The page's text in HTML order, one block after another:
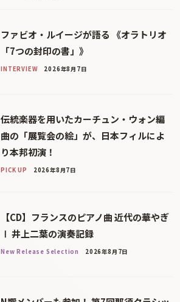
ファビオ・ルイージが語る 《オラトリオ
「7つの封印の書」》
INTERVIEW 2026年8月7日
伝統楽器を用いたカーチュン・ウォン編
曲の「展覧会の絵」が、日本フィルによ
り本邦初演！
PICK UP 2026年8月7日
【CD】フランスのピアノ曲 近代の華やぎ
Ⅰ 井上二葉の演奏記録
New Release Selection 2026年8月7日